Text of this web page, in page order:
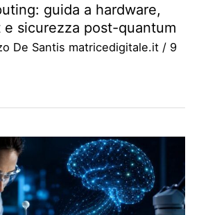
guida a hardware,
sicurezza post-quantum
De Santis matricedigitale.it / 9